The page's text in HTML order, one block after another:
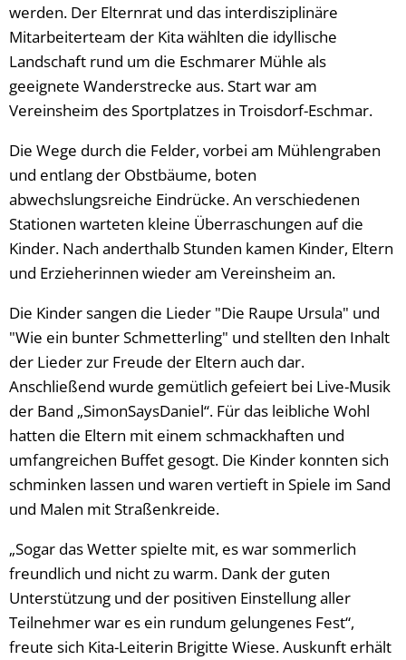
werden. Der Elternrat und das interdisziplinäre
Mitarbeiterteam der Kita wählten die idyllische
Landschaft rund um die Eschmarer Mühle als
geeignete Wanderstrecke aus. Start war am
Vereinsheim des Sportplatzes in Troisdorf-Eschmar.
Die Wege durch die Felder, vorbei am Mühlengraben
und entlang der Obstbäume, boten
abwechslungsreiche Eindrücke. An verschiedenen
Stationen warteten kleine Überraschungen auf die
Kinder. Nach anderthalb Stunden kamen Kinder, Eltern
und Erzieherinnen wieder am Vereinsheim an.
Die Kinder sangen die Lieder "Die Raupe Ursula" und
"Wie ein bunter Schmetterling" und stellten den Inhalt
der Lieder zur Freude der Eltern auch dar.
Anschließend wurde gemütlich gefeiert bei Live-Musik
der Band „SimonSaysDaniel“. Für das leibliche Wohl
hatten die Eltern mit einem schmackhaften und
umfangreichen Buffet gesogt. Die Kinder konnten sich
schminken lassen und waren vertieft in Spiele im Sand
und Malen mit Straßenkreide.
„Sogar das Wetter spielte mit, es war sommerlich
freundlich und nicht zu warm. Dank der guten
Unterstützung und der positiven Einstellung aller
Teilnehmer war es ein rundum gelungenes Fest“,
freute sich Kita-Leiterin Brigitte Wiese. Auskunft erhält